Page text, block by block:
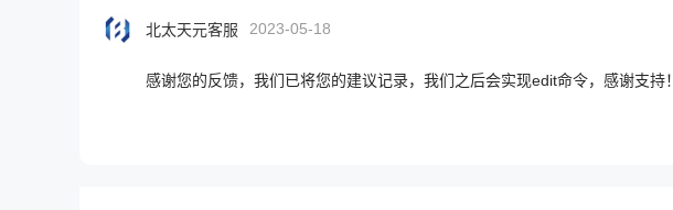
北太天元客服 2023-05-18
感谢您的反馈，我们已将您的建议记录，我们之后会实现edit命令，感谢支持！